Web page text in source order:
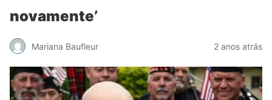
novamente’
Mariana Baufleur 2 anos atrás